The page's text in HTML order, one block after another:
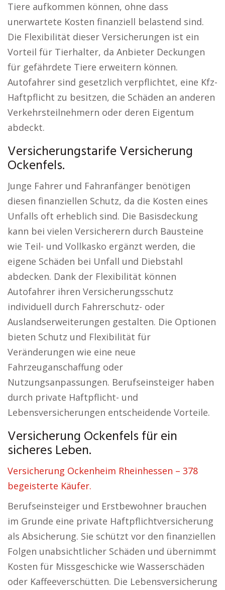
Tiere aufkommen können, ohne dass
unerwartete Kosten finanziell belastend sind.
Die Flexibilität dieser Versicherungen ist ein
Vorteil für Tierhalter, da Anbieter Deckungen
für gefährdete Tiere erweitern können.
Autofahrer sind gesetzlich verpflichtet, eine Kfz-
Haftpflicht zu besitzen, die Schäden an anderen
Verkehrsteilnehmern oder deren Eigentum
abdeckt.
Versicherungstarife Versicherung
Ockenfels.
Junge Fahrer und Fahranfänger benötigen
diesen finanziellen Schutz, da die Kosten eines
Unfalls oft erheblich sind. Die Basisdeckung
kann bei vielen Versicherern durch Bausteine
wie Teil- und Vollkasko ergänzt werden, die
eigene Schäden bei Unfall und Diebstahl
abdecken. Dank der Flexibilität können
Autofahrer ihren Versicherungsschutz
individuell durch Fahrerschutz- oder
Auslandserweiterungen gestalten. Die Optionen
bieten Schutz und Flexibilität für
Veränderungen wie eine neue
Fahrzeuganschaffung oder
Nutzungsanpassungen. Berufseinsteiger haben
durch private Haftpflicht- und
Lebensversicherungen entscheidende Vorteile.
Versicherung Ockenfels für ein
sicheres Leben.
Versicherung Ockenheim Rheinhessen – 378
begeisterte Käufer.
Berufseinsteiger und Erstbewohner brauchen
im Grunde eine private Haftpflichtversicherung
als Absicherung. Sie schützt vor den finanziellen
Folgen unabsichtlicher Schäden und übernimmt
Kosten für Missgeschicke wie Wasserschäden
oder Kaffeeverschütten. Die Lebensversicherung